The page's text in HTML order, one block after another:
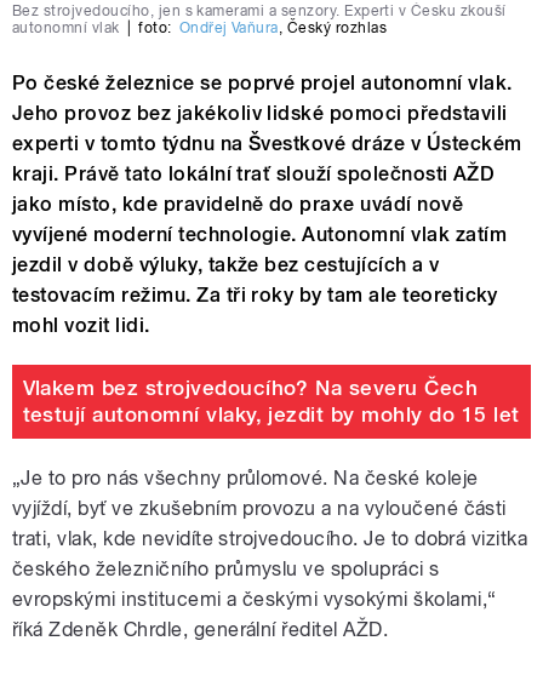
Bez strojvedoucího, jen s kamerami a senzory. Experti v Česku zkouší
autonomní vlak
foto: Ondřej Vaňura Český rozhlas
Po české železnice se poprvé projel autonomní vlak.
Jeho provoz bez jakékoliv lidské pomoci představili
experti v tomto týdnu na Švestkové dráze v Ústeckém
kraji. Právě tato lokální trať slouží společnosti AŽD
jako místo, kde pravidelně do praxe uvádí nově
vyvíjené moderní technologie. Autonomní vlak zatím
jezdil v době výluky, takže bez cestujících a v
testovacím režimu. Za tři roky by tam ale teoreticky
mohl vozit lidi.
Vlakem bez strojvedoucího? Na severu Čech
testují autonomní vlaky, jezdit by mohly do 15 let
„Je to pro nás všechny průlomové. Na české koleje
vyjíždí, byť ve zkušebním provozu a na vyloučené části
trati, vlak, kde nevidíte strojvedoucího. Je to dobrá vizitka
českého železničního průmyslu ve spolupráci s
evropskými institucemi a českými vysokými školami,“
říká Zdeněk Chrdle, generální ředitel AŽD.